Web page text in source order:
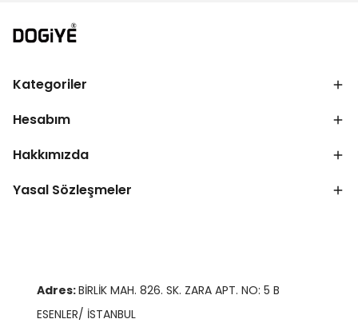
Kategoriler
Hesabım
Hakkımızda
Yasal Sözleşmeler
Adres:BİRLİK MAH. 826. SK. ZARA APT. NO: 5 B
ESENLER/ İSTANBUL